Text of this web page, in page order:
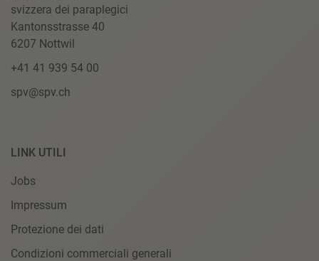
svizzera dei paraplegici
Kantonsstrasse 40
6207 Nottwil
+41 41 939 54 00
spv@spv.ch
LINK UTILI
Jobs
Impressum
Protezione dei dati
Condizioni commerciali generali